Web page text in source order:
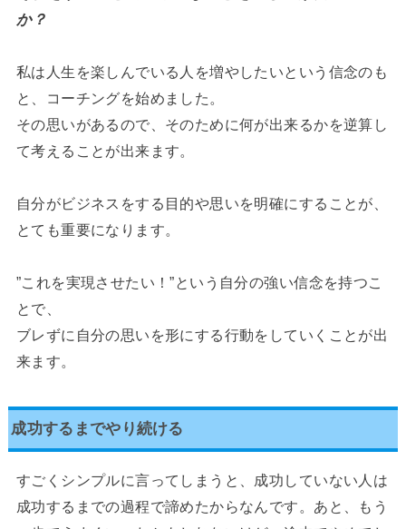
か？
私は人生を楽しんでいる人を増やしたいという信念のも
と、コーチングを始めました。
その思いがあるので、そのために何が出来るかを逆算し
て考えることが出来ます。
自分がビジネスをする目的や思いを明確にすることが、
とても重要になります。
”これを実現させたい！”という自分の強い信念を持つこ
とで、
ブレずに自分の思いを形にする行動をしていくことが出
来ます。
成功するまでやり続ける
すごくシンプルに言ってしまうと、成功していない人は
成功するまでの過程で諦めたからなんです。あと、もう